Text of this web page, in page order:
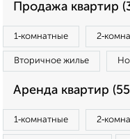
Продажа квартир
1‑комнатные
Вторичное жилье
Аренда квартир
1‑комнатные